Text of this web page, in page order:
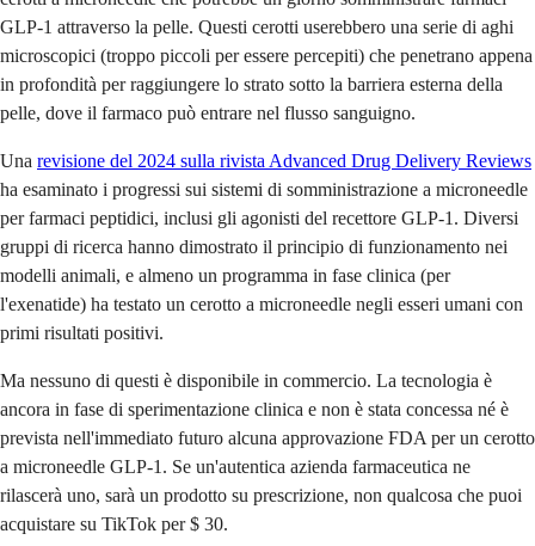
GLP-1 attraverso la pelle. Questi cerotti userebbero una serie di aghi
microscopici (troppo piccoli per essere percepiti) che penetrano appena
in profondità per raggiungere lo strato sotto la barriera esterna della
pelle, dove il farmaco può entrare nel flusso sanguigno.
Una revisione del 2024 sulla rivista Advanced Drug Delivery Reviews
ha esaminato i progressi sui sistemi di somministrazione a microneedle
per farmaci peptidici, inclusi gli agonisti del recettore GLP-1. Diversi
gruppi di ricerca hanno dimostrato il principio di funzionamento nei
modelli animali, e almeno un programma in fase clinica (per
l'exenatide) ha testato un cerotto a microneedle negli esseri umani con
primi risultati positivi.
Ma nessuno di questi è disponibile in commercio. La tecnologia è
ancora in fase di sperimentazione clinica e non è stata concessa né è
prevista nell'immediato futuro alcuna approvazione FDA per un cerotto
a microneedle GLP-1. Se un'autentica azienda farmaceutica ne
rilascerà uno, sarà un prodotto su prescrizione, non qualcosa che puoi
acquistare su TikTok per $ 30.